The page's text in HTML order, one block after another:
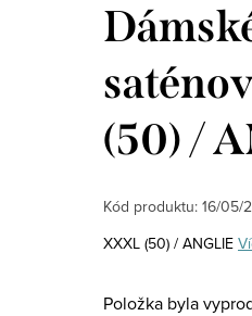
(50) /
Kód produktu: 16/05/
XXXL (50) / ANGLIE
Položka byla